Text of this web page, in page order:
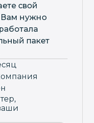
свой
Вам нужно
пакет